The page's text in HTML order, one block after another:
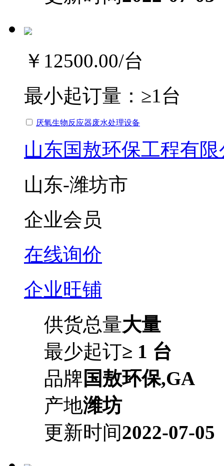
￥12500.00/台
最小起订量： ≥1台
厌氧生物反应器废水处理设备
山东国敖环保工程有
山东-潍坊市
企业会员
在线询价
企业旺铺
供货总量大量
最少起订≥ 1 台
品牌 国敖环保,GA
产地潍坊
更新时间2022-07-05